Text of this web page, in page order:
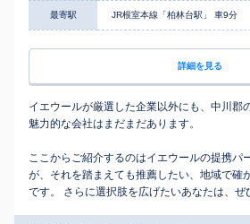
最寄駅 JR根室本線「柏林台駅」 車9分
詳細を見る
イエウールが厳選した企業以外にも、中川郡
魅力的な会社はまだまだあります。
ここからご紹介するのはイエウールの提携パ
が、それを踏まえても推薦したい、地域で確
です。 さらに選択肢を広げたいあなたは、ぜ